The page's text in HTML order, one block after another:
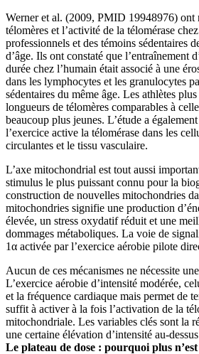
Werner et al. (2009, PMID 19948976) ont
télomères et l’activité de la télomérase
professionnels et des témoins sédentaires
d’âge. Ils ont constaté que l’entraînement
durée chez l’humain était associé à une
dans les lymphocytes et les granulocytes
sédentaires du même âge. Les athlètes
longueurs de télomères comparables à
beaucoup plus jeunes. L’étude a
l’exercice active la télomérase dans les
circulantes et le tissu vasculaire.
L’axe mitochondrial est tout aussi
stimulus le plus puissant connu pour la
construction de nouvelles mitochondries
mitochondries signifie une production
élevée, un stress oxydatif réduit et une
dommages métaboliques. La voie de
1α activée par l’exercice aérobie pilote
Aucun de ces mécanismes ne nécessite
L’exercice aérobie d’intensité modérée,
et la fréquence cardiaque mais permet de
suffit à activer à la fois l’activation de la
mitochondriale. Les variables clés sont la
une certaine élévation d’intensité au-
Le plateau de dose : pourquoi plus